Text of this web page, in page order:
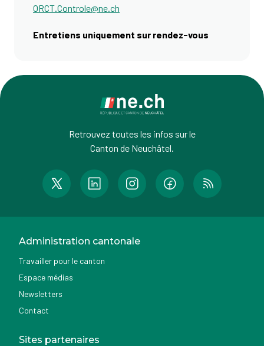
ORCT.Controle@ne.ch
Entretiens uniquement sur rendez-vous
Retrouvez toutes les infos sur le
Canton de Neuchâtel.
Administration cantonale
Travailler pour le canton
Espace médias
Newsletters
Contact
Sites partenaires